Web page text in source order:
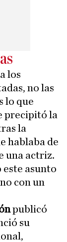
los
no las
lo que
precipitó la
la
hablaba de
una actriz.
asunto
con un
publicó
su